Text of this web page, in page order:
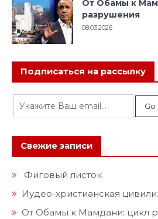
От Обамы к
разрушения
08.03.2026
Подписаться на рассылку
Свежие записи
Фиговый листок
Иудео-христианская
От Обамы к Мамдани: цикл